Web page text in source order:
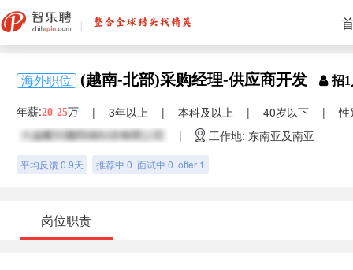
海外职位 (越南-北部)采购经理-供应商开发 招
年薪:20-25万 | 3年以上 | 本科及以上 | 40岁以下 |
性
|
工作地: 东南亚及南亚
平均反馈 0.9天 推荐中 0 面试中 0 offer 1
岗位职责